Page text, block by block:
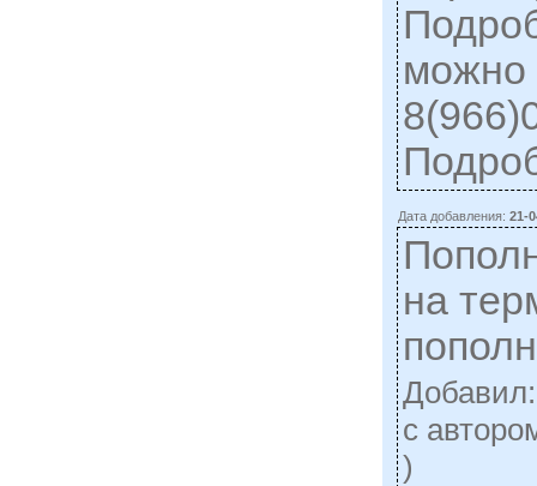
можно
Дата добавления:21-
на
c
)